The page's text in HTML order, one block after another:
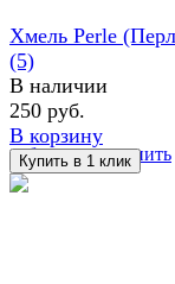
избранное сравнить
Хмель Perle
(5)
В наличии
250 руб.
В корзину